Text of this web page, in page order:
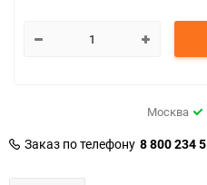
Москва
Заказ по телефону 8 800 234